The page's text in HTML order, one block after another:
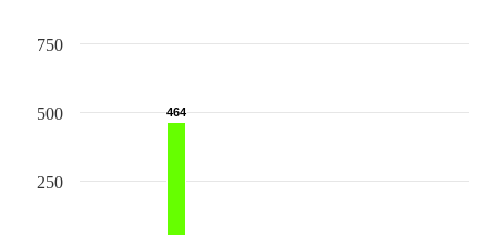
464
464
250
500
750